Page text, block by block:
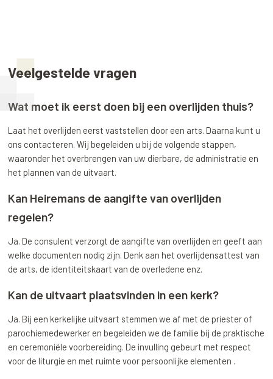
Veelgestelde vragen
Wat moet ik eerst doen bij een overlijden thuis?
Laat het overlijden eerst vaststellen door een arts. Daarna kunt u
ons contacteren. Wij begeleiden u bij de volgende stappen,
waaronder het overbrengen van uw dierbare, de administratie en
het plannen van de uitvaart.
Kan Heiremans de aangifte van overlijden
regelen?
Ja. De consulent verzorgt de aangifte van overlijden en geeft aan
welke documenten nodig zijn. Denk aan het overlijdensattest van
de arts, de identiteitskaart van de overledene enz.
Kan de uitvaart plaatsvinden in een kerk?
Ja. Bij een kerkelijke uitvaart stemmen we af met de priester of
parochiemedewerker en begeleiden we de familie bij de praktische
en ceremoniële voorbereiding. De invulling gebeurt met respect
voor de liturgie en met ruimte voor persoonlijke elementen .